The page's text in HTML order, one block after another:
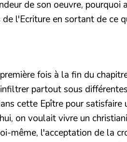
de son oeuvre, pourquoi
l'Ecriture en sortant de ce
fois à la fin du
partout sous
cette Epître pour satisfaire
on voulait vivre un
même, l'acceptation de la